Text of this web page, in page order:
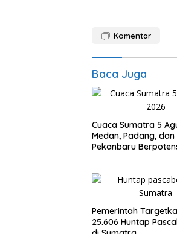
Komentar
Baca Juga
Cuaca Sumatra 5
Medan, Padang, dan
Pekanbaru
Pemerintah
25.606 Huntap